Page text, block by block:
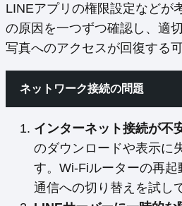
LINEアプリの権限設定などが
の原因を一つずつ確認し、適
写真へのアクセスが回復する
ネットワーク接続の問題
インターネット接続が不
のダウンロードや表示に
す。Wi-Fiルーターの再起
通信への切り替えを試し